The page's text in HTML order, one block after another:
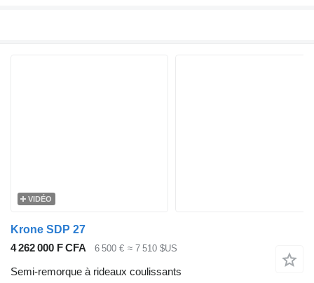
VIDÉO
Krone SDP 27
4 262 000 F CFA
6 500 € ≈ 7 510 $US
Semi-remorque à rideaux coulissants